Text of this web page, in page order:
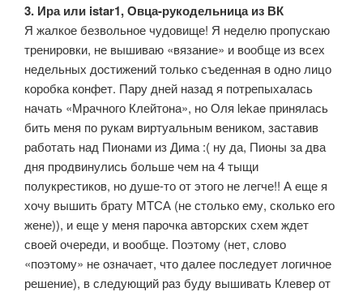
3. Ира или istar1, Овца-рукодельница из ВК
Я жалкое безвольное чудовище! Я неделю пропускаю
тренировки, не вышиваю «вязание» и вообще из всех
недельных достижений только съеденная в одно лицо
коробка конфет. Пару дней назад я потрепыхалась
начать «Мрачного Клейтона», но Оля lekae принялась
бить меня по рукам виртуальным веником, заставив
работать над Пионами из Дима :( ну да, Пионы за два
дня продвинулись больше чем на 4 тыщи
полукрестиков, но душе-то от этого не легче!! А еще я
хочу вышить брату МТСА (не столько ему, сколько его
жене)), и еще у меня парочка авторских схем ждет
своей очереди, и вообще. Поэтому (нет, слово
«поэтому» не означает, что далее последует логичное
решение), в следующий раз буду вышивать Клевер от